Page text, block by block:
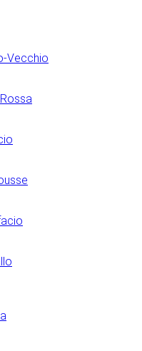
Vecchio